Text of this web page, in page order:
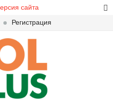
сайта
Регистрация